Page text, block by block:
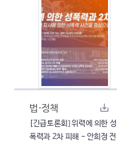
법·정책
[긴급토론회] 위력에 의한 성
폭력과 2차 피해 - 안희정 전